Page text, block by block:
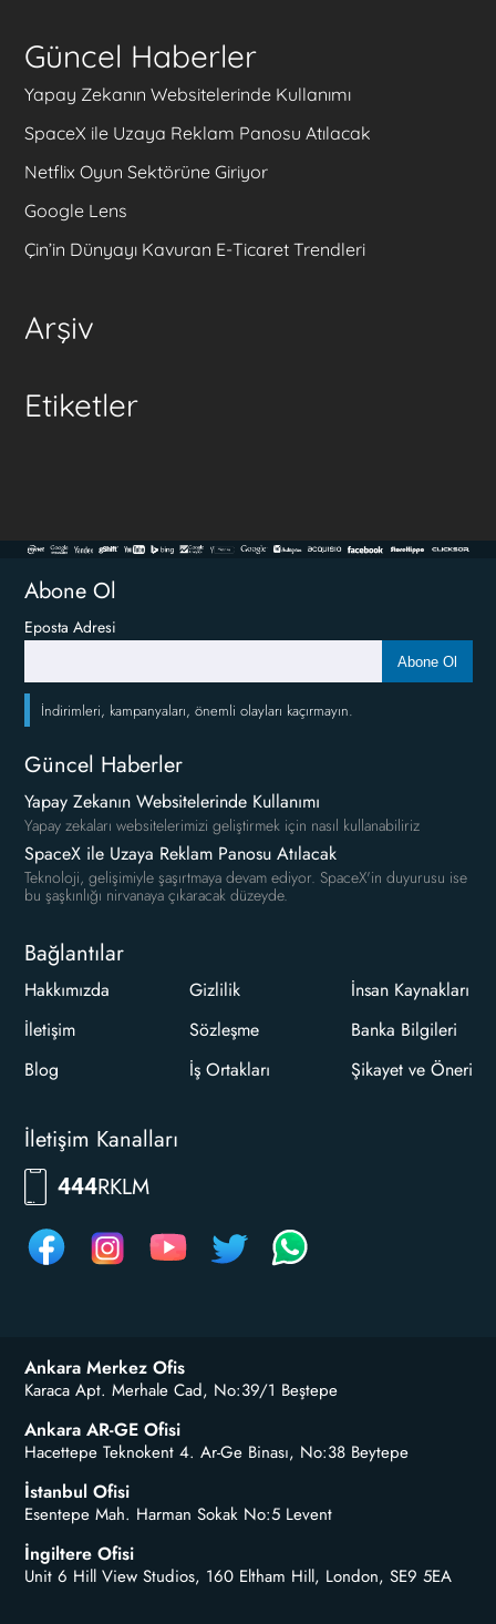
Güncel Haberler
Yapay Zekanın Websitelerinde Kullanımı
SpaceX ile Uzaya Reklam Panosu Atılacak
Netflix Oyun Sektörüne Giriyor
Google Lens
Çin’in Dünyayı Kavuran E-Ticaret Trendleri
Arşiv
Etiketler
Abone Ol
Eposta Adresi
Abone Ol
İndirimleri, kampanyaları, önemli olayları kaçırmayın.
Güncel Haberler
Yapay Zekanın Websitelerinde Kullanımı
Yapay zekaları websitelerimizi geliştirmek için nasıl kullanabiliriz
SpaceX ile Uzaya Reklam Panosu Atılacak
Teknoloji, gelişimiyle şaşırtmaya devam ediyor. SpaceX'in duyurusu ise
bu şaşkınlığı nirvanaya çıkaracak düzeyde.
Bağlantılar
Hakkımızda
İletişim
Blog
Gizlilik
Sözleşme
İş Ortakları
İnsan Kaynakları
Banka Bilgileri
Şikayet ve Öneri
İletişim Kanalları
444RKLM
Ankara Merkez Ofis
Karaca Apt. Merhale Cad, No:39/1 Beştepe
Ankara AR-GE Ofisi
Hacettepe Teknokent 4. Ar-Ge Binası, No:38 Beytepe
İstanbul Ofisi
Esentepe Mah. Harman Sokak No:5 Levent
İngiltere Ofisi
Unit 6 Hill View Studios, 160 Eltham Hill, London, SE9 5EA